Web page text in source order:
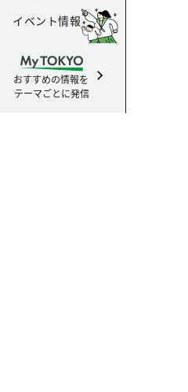
イベント情報
おすすめの情報を
テーマごとに発信